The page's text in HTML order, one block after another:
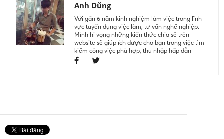
Anh Dũng
Với gần 6 năm kinh nghiệm làm việc trong lĩnh
vực tuyển dụng việc làm, tư vấn nghề nghiệp.
Mình hi vọng những kiến thức chia sẻ trên
website sẽ giúp ích được cho bạn trong việc tìm
kiếm công việc phù hợp, thu nhập hấp dẫn